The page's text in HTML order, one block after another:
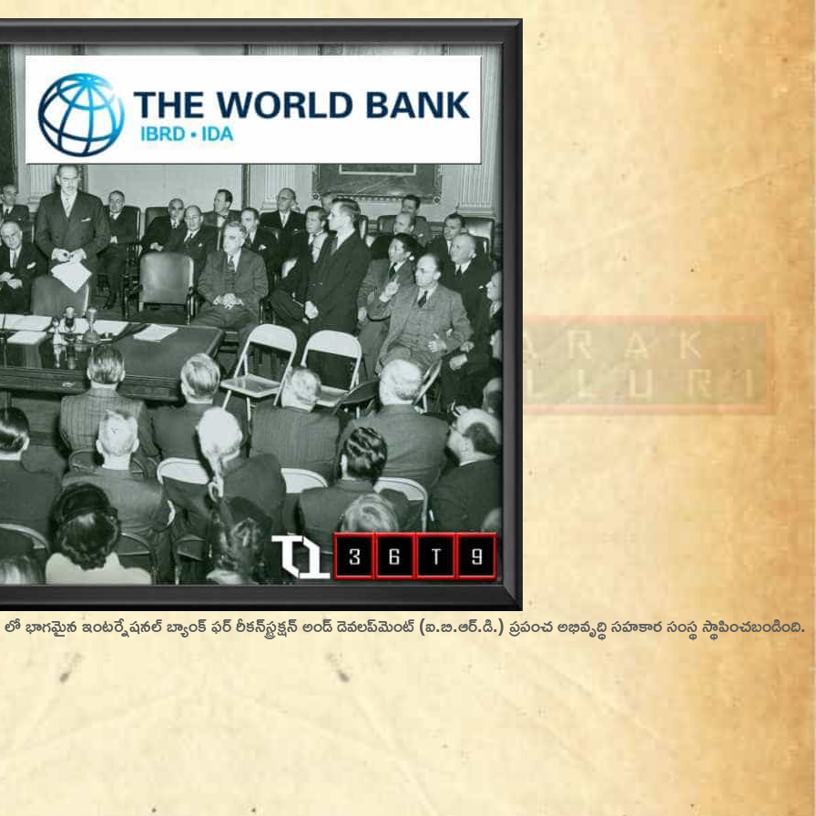
| Today in India | What Happened Today in India | Charitralo eroju | charitra lo eroju |
లో భాగమైన ఇంటర్నేషనల్ బ్యాంక్ ఫర్ రీకన్‌స్ట్రక్షన్ అండ్ డెవలప్‌మెంట్ (ఐ.బి.ఆర్.డి.) ప్రపంచ అభివృద్ధి సహకార సంస్థ స్థాపించబండింది.